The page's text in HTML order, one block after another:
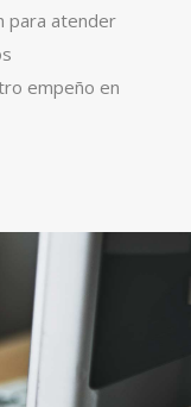
para atender
empeño en